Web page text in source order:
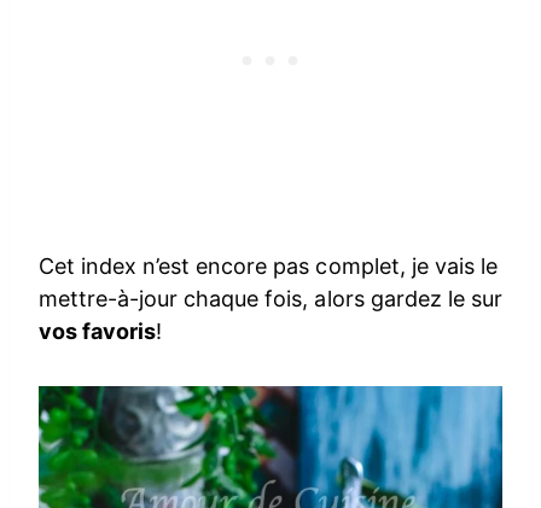
Cet index n’est encore pas complet, je vais le
mettre-à-jour chaque fois, alors gardez le sur
vos favoris!